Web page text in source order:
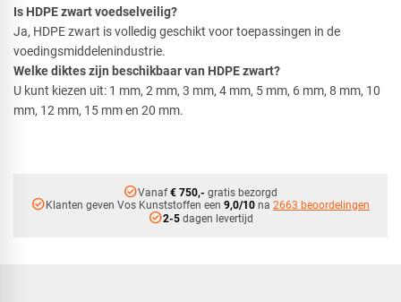
Is HDPE zwart voedselveilig?
Ja, HDPE zwart is volledig geschikt voor toepassingen in de
voedingsmiddelenindustrie.
Welke diktes zijn beschikbaar van HDPE zwart?
U kunt kiezen uit: 1 mm, 2 mm, 3 mm, 4 mm, 5 mm, 6 mm, 8 mm, 10
mm, 12 mm, 15 mm en 20 mm.
check_circleVanaf€ 750,- gratis bezorgd
check_circleKlanten geven Vos Kunststoffen een 9,0/10 na 2663 beoordelingen
check_circle2-5dagen levertijd